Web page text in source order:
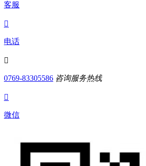
客服

电话

0769-83305586 咨询服务热线

微信